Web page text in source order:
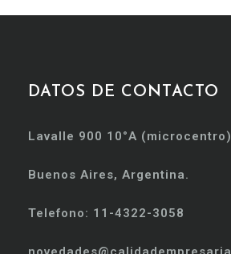
DATOS DE CONTACTO
Lavalle 900 10°A (microcentro)
Buenos Aires, Argentina.
Telefono: 11-4322-3058